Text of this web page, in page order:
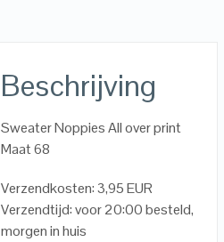
Beschrijving
Sweater Noppies All over print
Maat 68
Verzendkosten: 3,95 EUR
Verzendtijd: voor 20:00 besteld,
morgen in huis